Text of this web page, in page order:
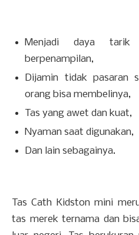
Menjadi daya tarik
berpenampilan,
Dijamin tidak pasaran
orang bisa membelinya,
Tas yang awet dan kuat,
Nyaman saat digunakan,
Dan lain sebagainya.
Tas Cath Kidston mini
tas merek ternama dan